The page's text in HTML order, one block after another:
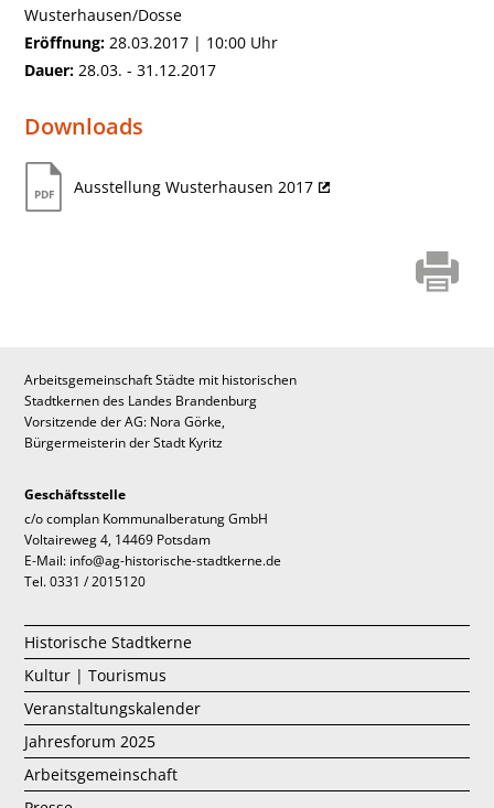
Wusterhausen/Dosse
Eröffnung: 28.03.2017 | 10:00 Uhr
Dauer: 28.03. - 31.12.2017
Downloads
Ausstellung Wusterhausen 2017
Arbeitsgemeinschaft Städte mit historischen
Stadtkernen des Landes Brandenburg
Vorsitzende der AG: Nora Görke,
Bürgermeisterin der Stadt Kyritz
Geschäftsstelle
c/o complan Kommunalberatung GmbH
Voltaireweg 4, 14469 Potsdam
E-Mail: info@ag-historische-stadtkerne.de
Tel. 0331 / 2015120
Historische Stadtkerne
Kultur | Tourismus
Veranstaltungskalender
Jahresforum 2025
Arbeitsgemeinschaft